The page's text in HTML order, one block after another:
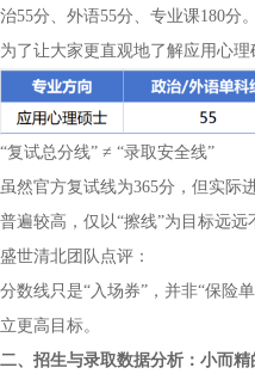
治55分、外语55分、专业课180分。
为了让大家更直观地了解应用心
“复试总分线” ≠ “录取安全线”
虽然官方复试线为365分，但实际
普遍较高，仅以“擦线”为目标远远
盛世清北团队点评：
分数线只是“入场券”，并非“保险
立更高目标。
二、招生与录取数据分析：小而精